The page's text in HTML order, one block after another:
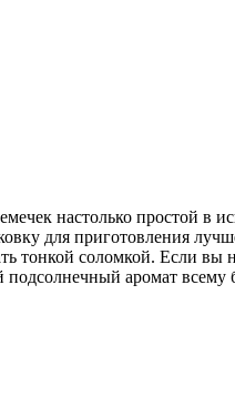
настолько простой в
для приготовления
тонкой соломкой. Если
аромат всему